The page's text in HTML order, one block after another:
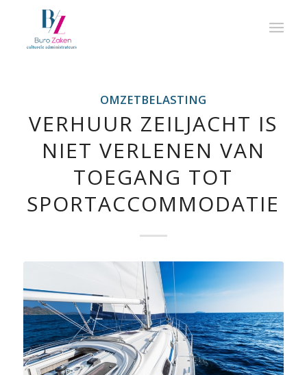
OMZETBELASTING
VERHUUR ZEILJACHT IS
NIET VERLENEN VAN
TOEGANG TOT
SPORTACCOMMODATIE